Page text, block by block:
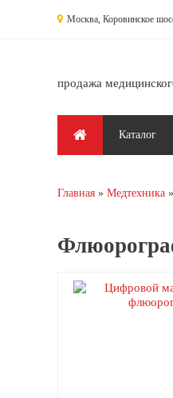
Москва, Коровинское
продажа
Главное менюКаталог
Вы здесь
Главная Медтехника